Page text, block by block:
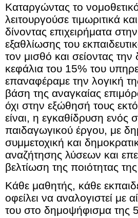
Καταργώντας το
λειτουργούσε τιμωριτικά
δίνοντας επιχειρήματα
εξαθλίωσης του
τον μισθό και σείοντας
κεφάλια του 15% του
επαναφέραμε την λογική
βάση της αναγκαίας
όχι στην εξώθησή τους
είναι, η εγκαθίδρυση ενός
παιδαγωγικού έργου, με
συμμετοχική και
αναζήτησης λύσεων και
βελτίωση της ποιότητας
Κάθε μαθητής, κάθε
οφείλει να αναλογιστεί με
του στο δημοψήφισμα της